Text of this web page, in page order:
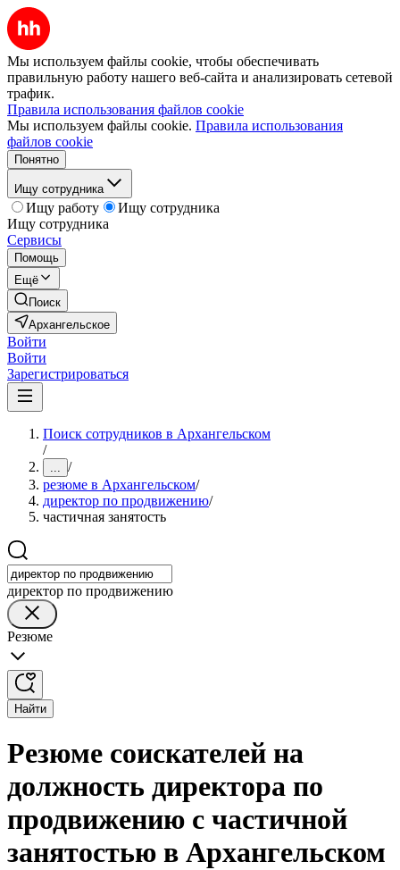
Мы используем файлы cookie, чтобы обеспечивать
правильную работу нашего веб-сайта и анализировать сетевой
трафик.
Правила использования файлов cookie
Мы используем файлы cookie. Правила использования
файлов cookie
Понятно
Ищу сотрудника
Ищу работу
Ищу сотрудника
Ищу сотрудника
Сервисы
Помощь
Ещё
Поиск
Архангельское
Войти
Войти
Зарегистрироваться
Поиск сотрудников в Архангельском
/
... /
резюме в Архангельском/
директор по продвижению/
частичная занятость
директор по продвижению
Резюме
Найти
Резюме соискателей на
должность директора по
продвижению с частичной
занятостью в Архангельском